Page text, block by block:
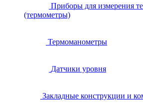
Приборы для измерения
(термометры)
Термоманометры
Датчики уровня
Закладные конструкции и